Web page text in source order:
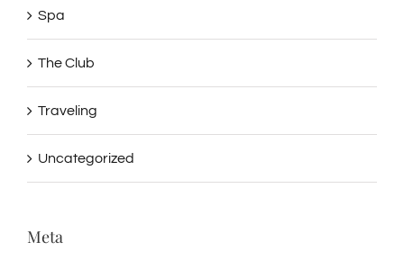
Spa
The Club
Traveling
Uncategorized
Meta